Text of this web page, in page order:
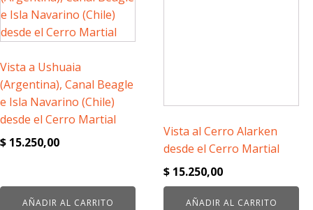
Vista a Ushuaia
(Argentina), Canal Beagle
e Isla Navarino (Chile)
desde el Cerro Martial
$ 15.250,00
AÑADIR AL CARRITO
Vista al Cerro Alarken
desde el Cerro Martial
$ 15.250,00
AÑADIR AL CARRITO